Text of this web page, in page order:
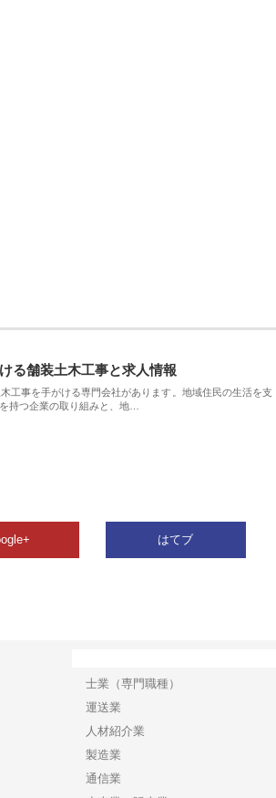
る舗装土木工事と求人情報
工事を手がける専門会社があります。地域住民の生活を支
持つ企業の取り組みと、地…
はてブ
士業（専門職種）
運送業
人材紹介業
製造業
通信業